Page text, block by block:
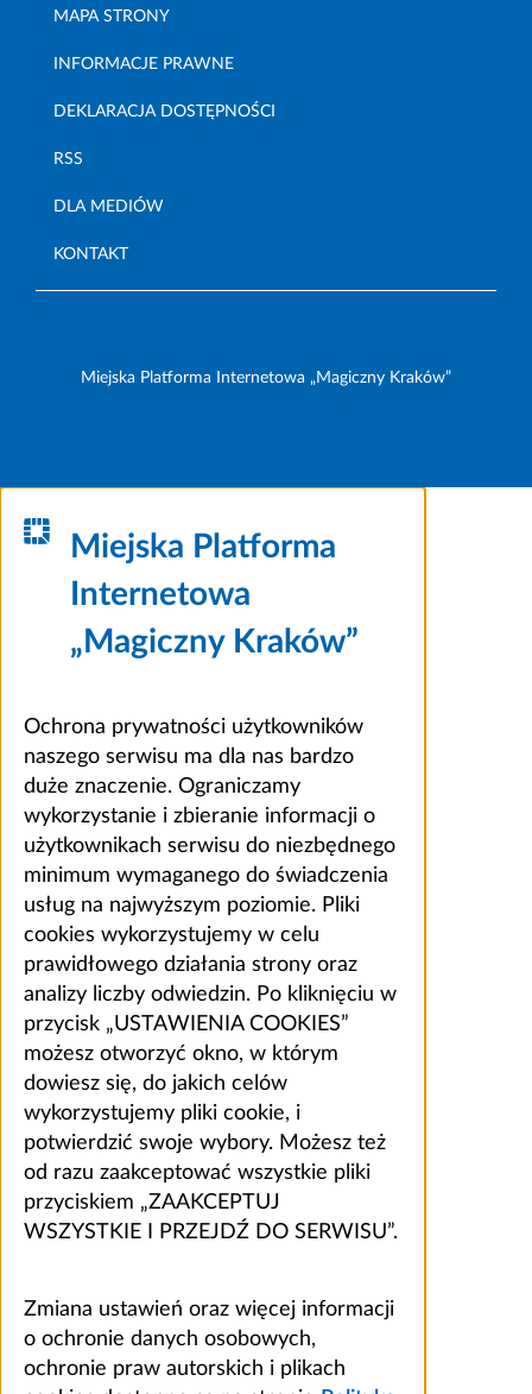
MAPA STRONY
INFORMACJE PRAWNE
DEKLARACJA DOSTĘPNOŚCI
RSS
DLA MEDIÓW
KONTAKT
Miejska Platforma Internetowa „Magiczny Kraków”
Miejska Platforma
Internetowa
„Magiczny Kraków”
Ochrona prywatności użytkowników
naszego serwisu ma dla nas bardzo
duże znaczenie. Ograniczamy
wykorzystanie i zbieranie informacji o
użytkownikach serwisu do niezbędnego
minimum wymaganego do świadczenia
usług na najwyższym poziomie. Pliki
cookies wykorzystujemy w celu
prawidłowego działania strony oraz
analizy liczby odwiedzin. Po kliknięciu w
przycisk „USTAWIENIA COOKIES”
możesz otworzyć okno, w którym
dowiesz się, do jakich celów
wykorzystujemy pliki cookie, i
potwierdzić swoje wybory. Możesz też
od razu zaakceptować wszystkie pliki
przyciskiem „ZAAKCEPTUJ
WSZYSTKIE I PRZEJDŹ DO SERWISU”.
Zmiana ustawień oraz więcej informacji
o ochronie danych osobowych,
ochronie praw autorskich i plikach